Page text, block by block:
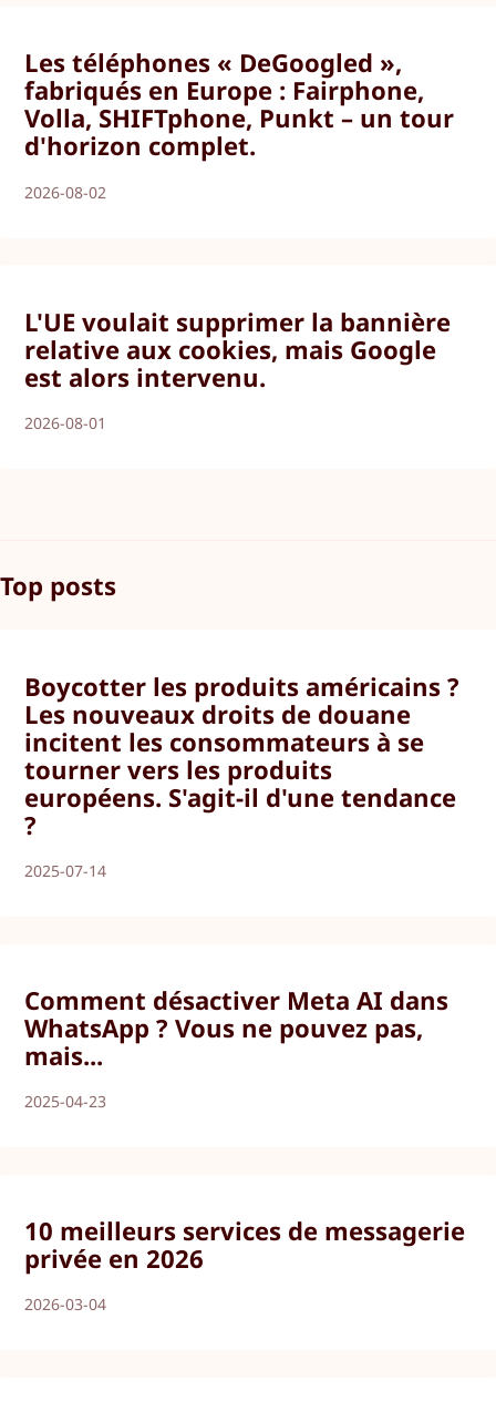
Les téléphones « DeGoogled »,
fabriqués en Europe : Fairphone,
Volla, SHIFTphone, Punkt – un tour
d'horizon complet.
2026-08-02
L'UE voulait supprimer la bannière
relative aux cookies, mais Google
est alors intervenu.
2026-08-01
Top posts
Boycotter les produits américains ?
Les nouveaux droits de douane
incitent les consommateurs à se
tourner vers les produits
européens. S'agit-il d'une tendance
?
2025-07-14
Comment désactiver Meta AI dans
WhatsApp ? Vous ne pouvez pas,
mais...
2025-04-23
10 meilleurs services de messagerie
privée en 2026
2026-03-04